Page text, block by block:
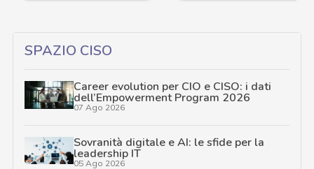
SPAZIO CISO
Career evolution per CIO e CISO: i dati
dell’Empowerment Program 2026
07 Ago 2026
Sovranità digitale e AI: le sfide per la
leadership IT
05 Ago 2026